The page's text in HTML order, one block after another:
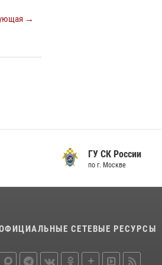
→
ГУ СК России
по г. Москве
СЕТЕВЫЕ РЕСУРСЫ